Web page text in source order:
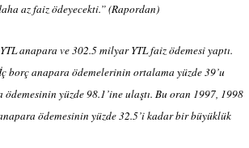
az faiz ödeyecekti.” (Rapordan)
anapara ve 302.5 milyar YTL faiz ödemesi yaptı.
borç anapara ödemelerinin ortalama yüzde 39’u
yüzde 98.1’ine ulaştı. Bu oran 1997, 1998
ödemesinin yüzde 32.5’i kadar bir büyüklük